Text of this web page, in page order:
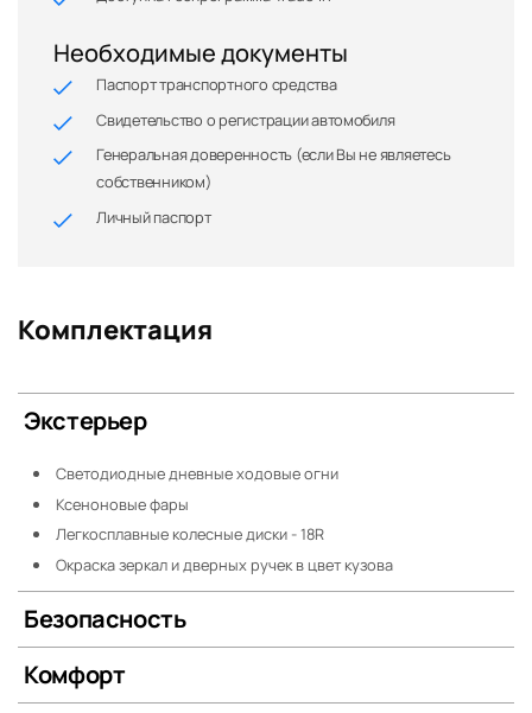
Необходимые документы
Паспорт транспортного средства
Свидетельство о регистрации автомобиля
Генеральная доверенность (если Вы не являетесь
собственником)
Личный паспорт
Комплектация
Экстерьер
Светодиодные дневные ходовые огни
Ксеноновые фары
Легкосплавные колесные диски - 18R
Окраска зеркал и дверных ручек в цвет кузова
Безопасность
Комфорт